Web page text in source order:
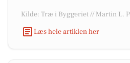
Kilde: Træ i Byggeriet // Martin L.
Læs hele artiklen her